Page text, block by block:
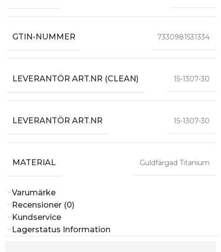
GTIN-NUMMER 7330981531334
LEVERANTÖR ART.NR (CLEAN) 15-1307-30
LEVERANTÖR ART.NR 15-1307-30
MATERIAL Guldfärgad Titanium
Varumärke
Recensioner (0)
Kundservice
Lagerstatus Information